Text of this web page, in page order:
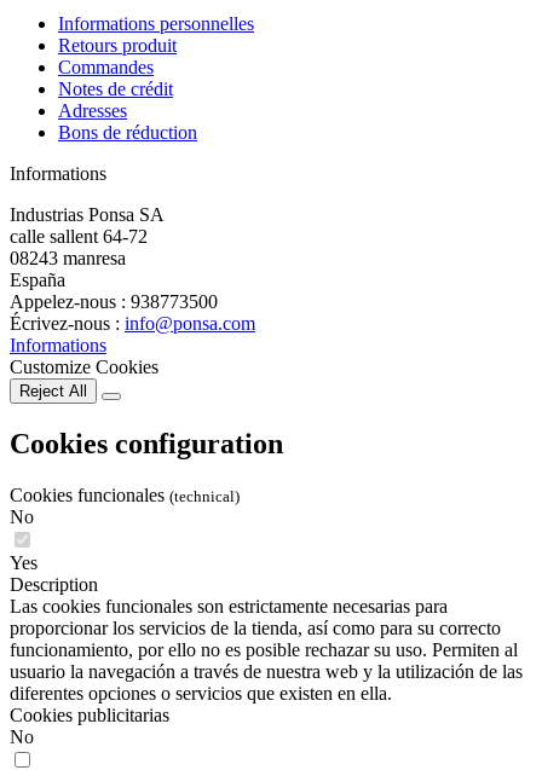
Informations personnelles
Retours produit
Commandes
Notes de crédit
Adresses
Bons de réduction
Informations
Industrias Ponsa SA
calle sallent 64-72
08243 manresa
España
Appelez-nous : 938773500
Écrivez-nous : info@ponsa.com
Informations
Customize Cookies
Reject All
Cookies configuration
Cookies funcionales (technical)
No
Yes
Description
Las cookies funcionales son estrictamente necesarias para
proporcionar los servicios de la tienda, así como para su correcto
funcionamiento, por ello no es posible rechazar su uso. Permiten al
usuario la navegación a través de nuestra web y la utilización de las
diferentes opciones o servicios que existen en ella.
Cookies publicitarias
No